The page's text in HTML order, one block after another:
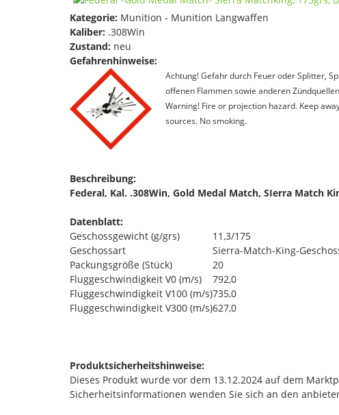
Kategorie: Munition - Munition Langwaffen
Kaliber: .308Win
Zustand: neu
Gefahrenhinweise:
Achtung! Gefahr durch Feuer oder Splitter,
offenen Flammen sowie anderen
Warning! Fire or projection hazard. Keep
sources. No smoking.
Beschreibung:
Federal, Kal. .308Win, Gold Medal Match, SIerra Match
Datenblatt:
Geschossgewicht (g/grs)
11,3/175
Geschossart
Sierra-Match-King-
Packungsgröße (Stück)
20
Fluggeschwindigkeit V0 (m/s)
792,0
Fluggeschwindigkeit V100 (m/s)735,0
Fluggeschwindigkeit V300 (m/s)627,0
Produktsicherheitshinweise:
Dieses Produkt wurde vor dem 13.12.2024 auf dem
Sicherheitsinformationen wenden Sie sich an den